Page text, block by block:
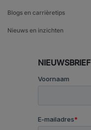
Blogs en carrièretips
Nieuws en inzichten
NIEUWSBRIEF